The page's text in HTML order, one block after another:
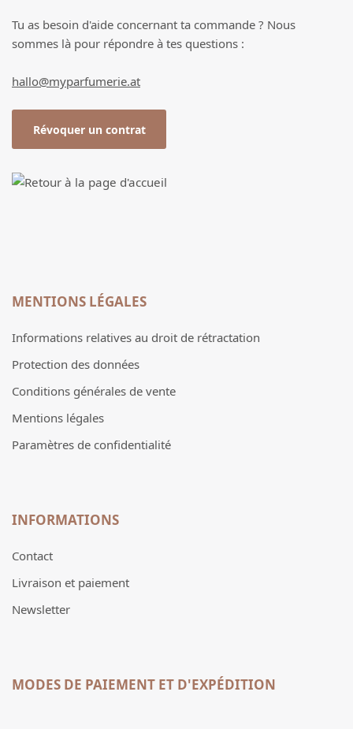
Tu as besoin d'aide concernant ta commande ? Nous
sommes là pour répondre à tes questions :
hallo@myparfumerie.at
Révoquer un contrat
MENTIONS LÉGALES
Informations relatives au droit de rétractation
Protection des données
Conditions générales de vente
Mentions légales
Paramètres de confidentialité
INFORMATIONS
Contact
Livraison et paiement
Newsletter
MODES DE PAIEMENT ET D'EXPÉDITION